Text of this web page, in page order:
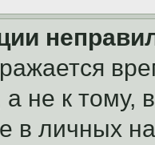
а не к тому,
в личных